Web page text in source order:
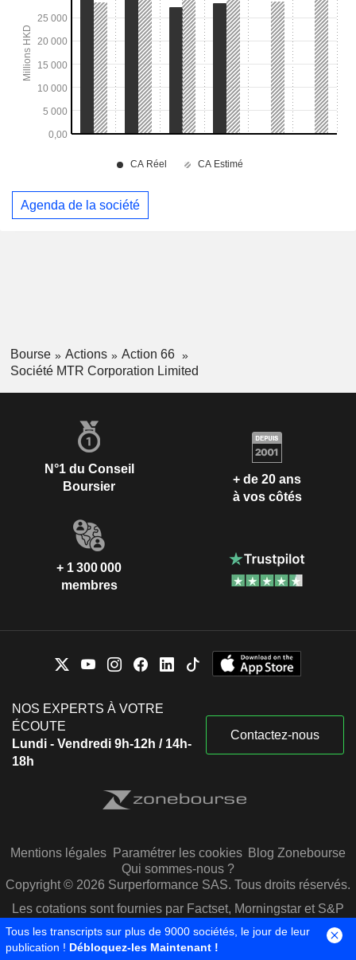
Agenda de la société
Bourse Actions
Action 66
Société MTR Corporation Limited
N°1 du Conseil
Boursier
+ de 20 ans
à vos côtés
+ 1 300 000
membres
NOS EXPERTS À VOTRE
ÉCOUTE
Lundi - Vendredi 9h-12h / 14h-
18h
Contactez-nous
Mentions légales Paramétrer les cookies Blog Zonebourse
Qui sommes-nous ?
Copyright © 2026 Surperformance SAS. Tous droits réservés.
Les cotations sont fournies par Factset, Morningstar et S&P
Capital IQ
Tous les transcripts sur plus de 9000 sociétés, le jour de leur
publication ! Débloquez-les Maintenant !